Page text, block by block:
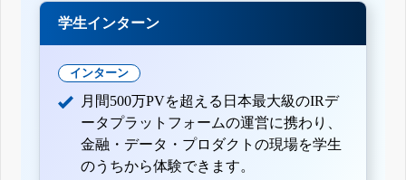
学生インターン
インターン
月間500万PVを超える日本最大級のIRデ
ータプラットフォームの運営に携わり、
金融・データ・プロダクトの現場を学生
のうちから体験できます。